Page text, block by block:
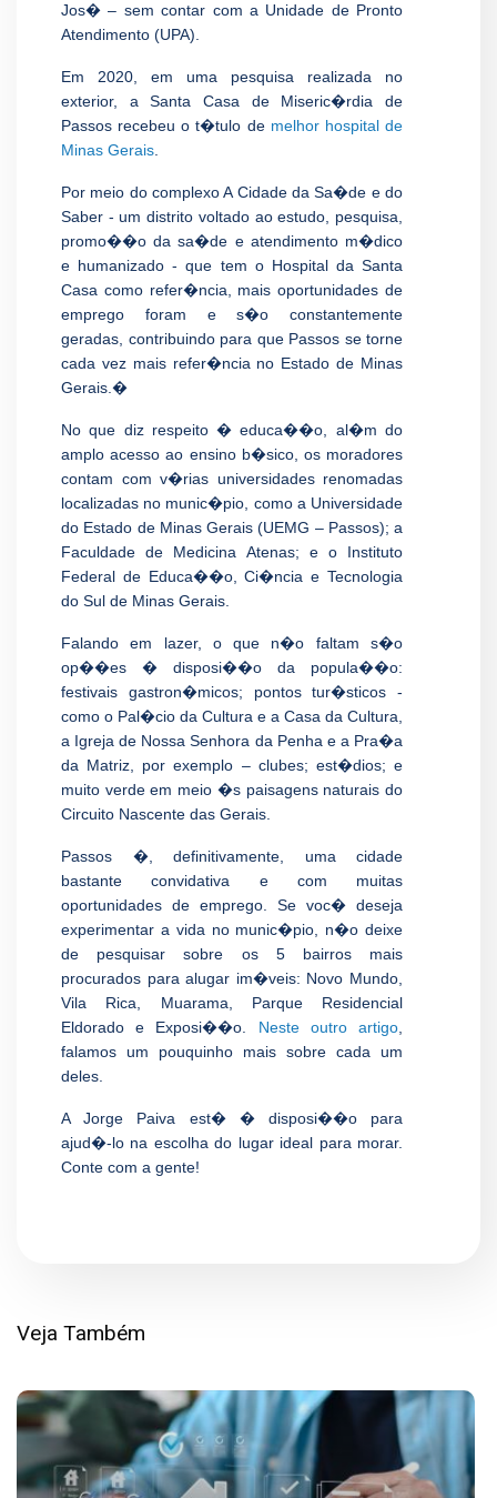
Jos� – sem contar com a Unidade de Pronto
Atendimento (UPA).
Em 2020, em uma pesquisa realizada no
exterior, a Santa Casa de Miseric�rdia de
Passos recebeu o t�tulo de melhor hospital de
Minas Gerais
Por meio do complexo A Cidade da Sa�de e do
Saber - um distrito voltado ao estudo, pesquisa,
promo��o da sa�de e atendimento m�dico
e humanizado - que tem o Hospital da Santa
Casa como refer�ncia, mais oportunidades de
emprego foram e s�o constantemente
geradas, contribuindo para que Passos se torne
cada vez mais refer�ncia no Estado de Minas
Gerais.�
No que diz respeito � educa��o, al�m do
amplo acesso ao ensino b�sico, os moradores
contam com v�rias universidades renomadas
localizadas no munic�pio, como a Universidade
do Estado de Minas Gerais (UEMG – Passos); a
Faculdade de Medicina Atenas; e o Instituto
Federal de Educa��o, Ci�ncia e Tecnologia
do Sul de Minas Gerais.
Falando em lazer, o que n�o faltam s�o
op��es � disposi��o da popula��o:
festivais gastron�micos; pontos tur�sticos -
como o Pal�cio da Cultura e a Casa da Cultura,
a Igreja de Nossa Senhora da Penha e a Pra�a
da Matriz, por exemplo – clubes; est�dios; e
muito verde em meio �s paisagens naturais do
Circuito Nascente das Gerais.
Passos �, definitivamente, uma cidade
bastante convidativa e com muitas
oportunidades de emprego. Se voc� deseja
experimentar a vida no munic�pio, n�o deixe
de pesquisar sobre os 5 bairros mais
procurados para alugar im�veis: Novo Mundo,
Vila Rica, Muarama, Parque Residencial
Eldorado e Exposi��o. Neste outro artigo
falamos um pouquinho mais sobre cada um
deles.
A Jorge Paiva est� � disposi��o para
ajud�-lo na escolha do lugar ideal para morar.
Conte com a gente!
Veja Também